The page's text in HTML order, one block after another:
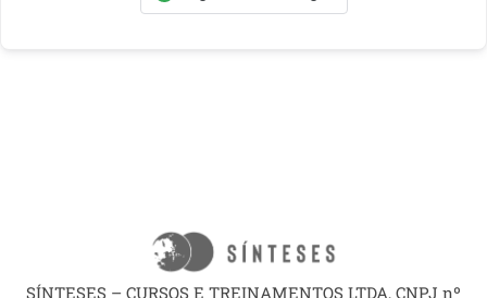
SÍNTESES – CURSOS E TREINAMENTOS LTDA, CNPJ nº